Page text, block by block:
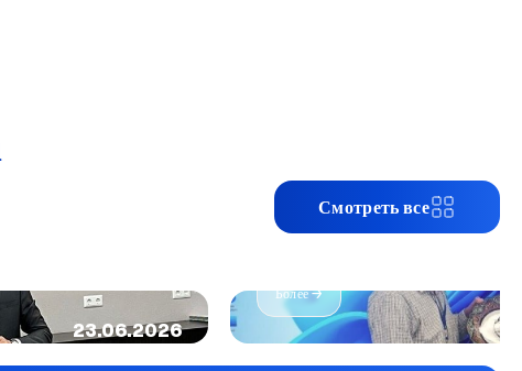
Смотреть все
23.06.2026
Новая Зеландия открывает
Более →